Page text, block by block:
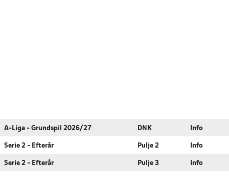
A-Liga - Grundspil 2026/27 DNK Info
Serie 2 - Efterår Pulje 2 Info
Serie 2 - Efterår Pulje 3 Info